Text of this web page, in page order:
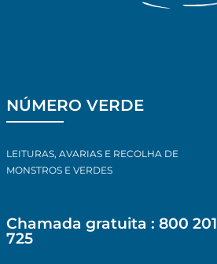
NÚMERO VERDE
LEITURAS, AVARIAS E RECOLHA DE
MONSTROS E VERDES
Chamada gratuita : 800 201
725